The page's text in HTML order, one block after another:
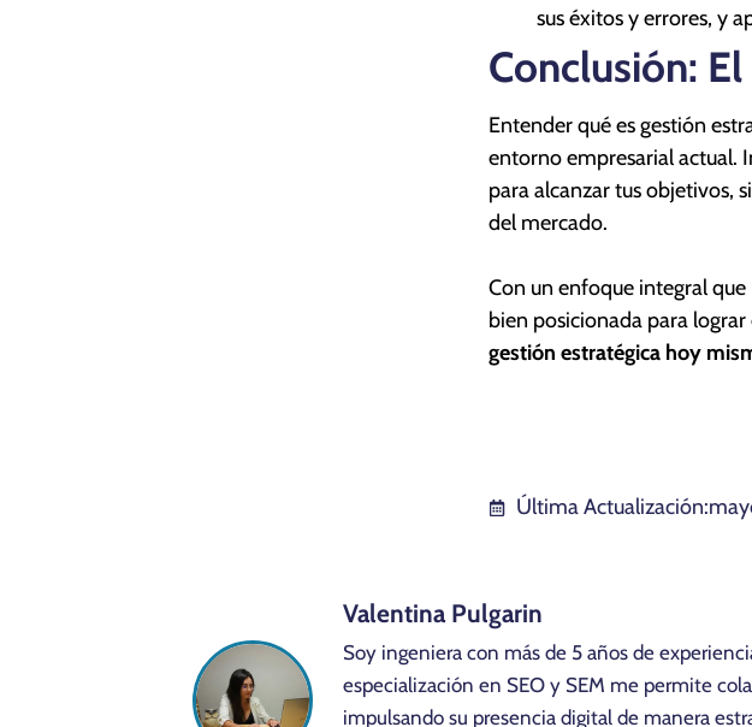
sus éxitos y errores, y
Conclusión:
Entender qué es gestión
entorno empresarial actual.
para alcanzar tus objetivos,
del mercado.
Con un enfoque integral
bien posicionada para lograr
gestión estratégica hoy
Última Actualización:
Valentina Pulgarin
Soy ingeniera con más de 5 años de
especialización en SEO y SEM me permite
impulsando su presencia digital de manera